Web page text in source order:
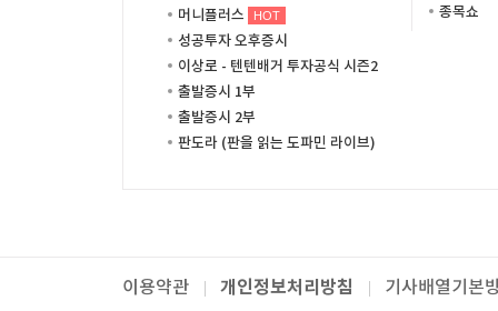
머니플러스
HOT
성공투자 오후증시
이상로 - 텐텐배거 투자공식 시즌2
출발증시 1부
출발증시 2부
판도라 (판을 읽는 도파민 라이브)
종목쇼
이용약관 개인정보처리방침 기사배열기본
패밀리사이트